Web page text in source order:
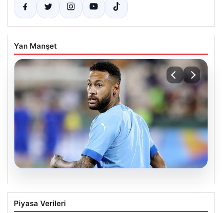
Yan Manşet
Maçın bitişi sonrası Neymar’ın
tansiyonu yükseldi
Piyasa Verileri